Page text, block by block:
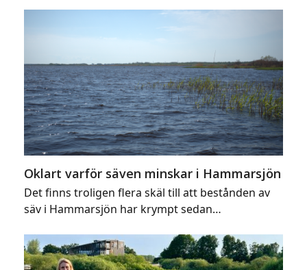
Oklart varför säven minskar i Hammarsjön
Det finns troligen flera skäl till att bestånden av
säv i Hammarsjön har krympt sedan…